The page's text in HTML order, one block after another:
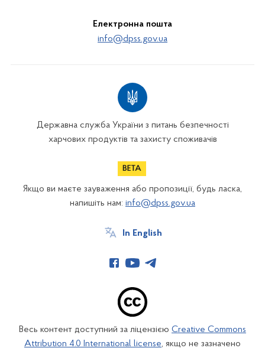
Електронна пошта
info@dpss.gov.ua
Державна служба України з питань безпечності
харчових продуктів та захисту споживачів
Якщо ви маєте зауваження або пропозиції, будь ласка,
напишіть нам: info@dpss.gov.ua
In English
Весь контент доступний за ліцензією Creative Commons
Attribution 4.0 International license, якщо не зазначено